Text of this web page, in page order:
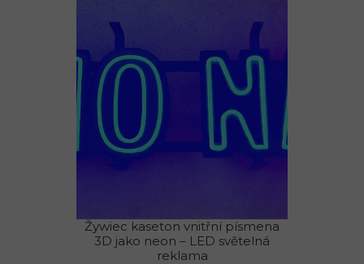
Žywiec kaseton vnitřní písmena
3D jako neon – LED světelná
reklama